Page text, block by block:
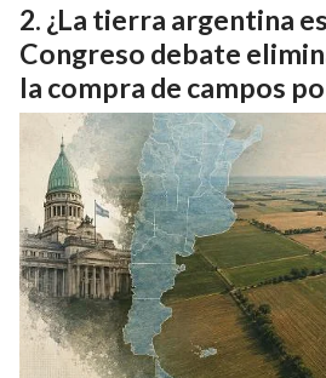
¿La tierra argentina
Congreso debate
la compra de campos